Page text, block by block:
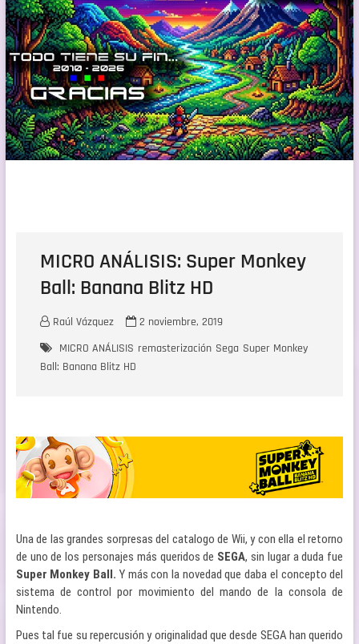
MICRO ANÁLISIS: Super Monkey
Ball: Banana Blitz HD
Raúl Vázquez
2 noviembre, 2019
MICRO ANÁLISIS remasterización Sega Super Monkey
Ball: Banana Blitz HD
Una de las grandes sorpresas del catalogo de Wii, y con ella el retorno
de uno de los personajes más queridos de SEGA, sin lugar a duda fue
Super Monkey Ball. Y más con la novedad que daba el concepto del
sistema de control por movimiento del mando de la consola de
Nintendo.
Pues tal fue su repercusión y originalidad que desde SEGA han querido